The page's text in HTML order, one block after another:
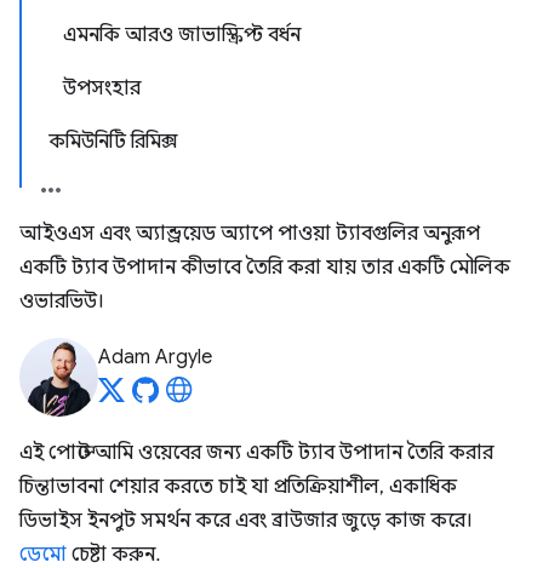
এমনকি আরও জাভাস্ক্রিপ্ট বর্ধন
উপসংহার
কমিউনিটি রিমিক্স
আইওএস এবং অ্যান্ড্রয়েড অ্যাপে পাওয়া ট্যাবগুলির অনুরূপ
একটি ট্যাব উপাদান কীভাবে তৈরি করা যায় তার একটি মৌলিক
ওভারভিউ।
Adam Argyle
এই পোস্টে আমি ওয়েবের জন্য একটি ট্যাব উপাদান তৈরি করার
চিন্তাভাবনা শেয়ার করতে চাই যা প্রতিক্রিয়াশীল, একাধিক
ডিভাইস ইনপুট সমর্থন করে এবং ব্রাউজার জুড়ে কাজ করে।
ডেমো চেষ্টা করুন.